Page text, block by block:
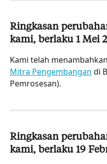
Ringkasan
kami, berlaku 1 Mei
Kami telah
Mitra Pengembangan di
Pemrosesan).
Ringkasan
kami, berlaku 19